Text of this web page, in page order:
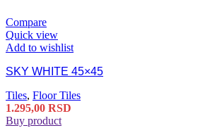
Compare
Quick view
Add to wishlist
SKY WHITE 45×45
Tiles, Floor Tiles
1.295,00 RSD
Buy product